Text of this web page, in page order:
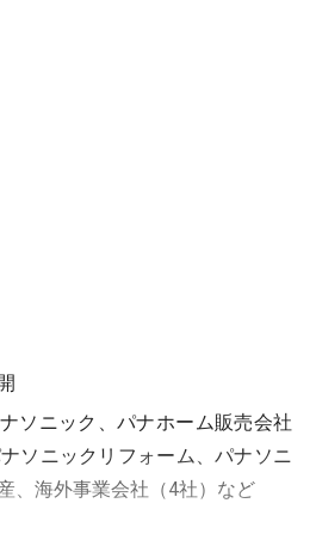
ソニック、パナホーム販売会社
ソニックリフォーム、パナソニ
、海外事業会社（4社）など